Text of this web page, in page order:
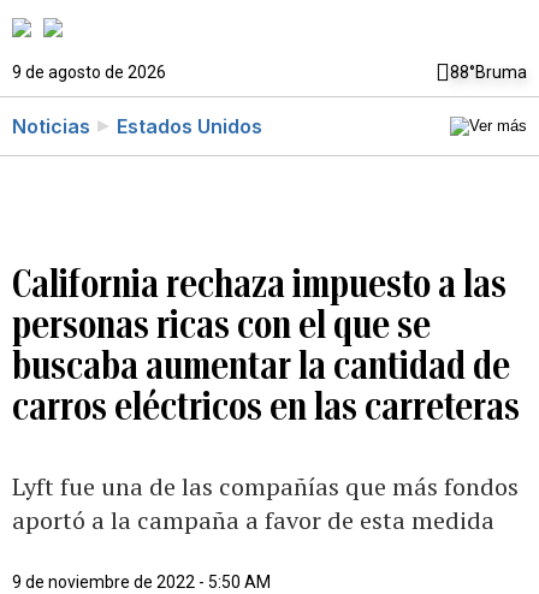
9 de agosto de 2026 88°Bruma
Noticias Estados Unidos
California rechaza impuesto a las
personas ricas con el que se
buscaba aumentar la cantidad de
carros eléctricos en las carreteras
Lyft fue una de las compañías que más fondos
aportó a la campaña a favor de esta medida
9 de noviembre de 2022 - 5:50 AM